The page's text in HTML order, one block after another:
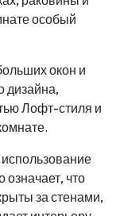
особый
окон и
дизайна,
Лофт-стиля и
означает, что
за стенами,